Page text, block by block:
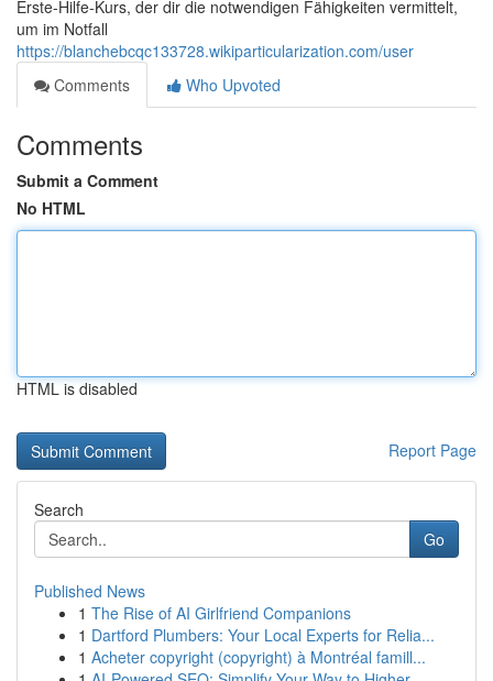
Erste-Hilfe-Kurs, der dir die notwendigen Fähigkeiten vermittelt,
um im Notfall
https://blanchebcqc133728.wikiparticularization.com/user
Comments
Who Upvoted
Comments
Submit a Comment
No HTML
HTML is disabled
Report Page
Search
Go
Published News
1 The Rise of AI Girlfriend Companions
1 Dartford Plumbers: Your Local Experts for Relia...
1 Acheter copyright (copyright) à Montréal famill...